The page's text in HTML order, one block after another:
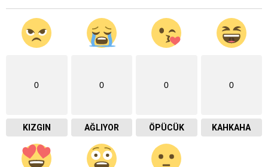
0
KIZGIN
0
AĞLIYOR
0
ÖPÜCÜK
0
KAHKAHA